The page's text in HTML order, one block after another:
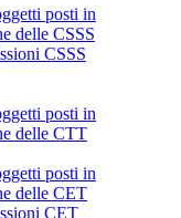
posti in
delle CSSS
CSSS
posti in
delle CTT
posti in
delle CET
CET